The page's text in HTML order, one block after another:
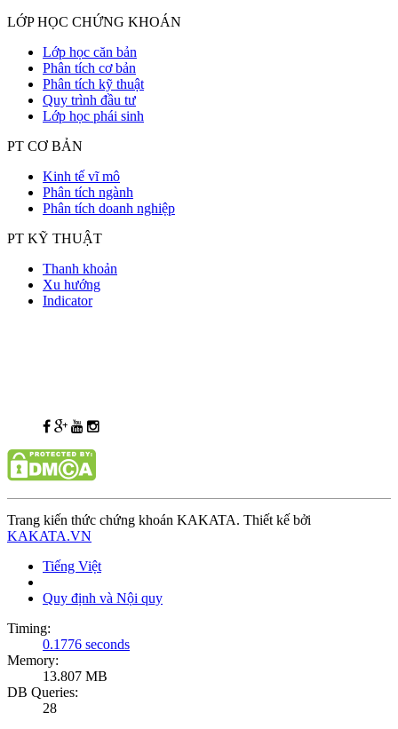
LỚP HỌC CHỨNG KHOÁN
Lớp học căn bản
Phân tích cơ bản
Phân tích kỹ thuật
Quy trình đầu tư
Lớp học phái sinh
PT CƠ BẢN
Kinh tế vĩ mô
Phân tích ngành
Phân tích doanh nghiệp
PT KỸ THUẬT
Thanh khoản
Xu hướng
Indicator
Trang kiến thức chứng khoán KAKATA. Thiết kế bởi
KAKATA.VN
Tiếng Việt
Quy định và Nội quy
Timing:
0.1776 seconds
Memory:
13.807 MB
DB Queries:
28